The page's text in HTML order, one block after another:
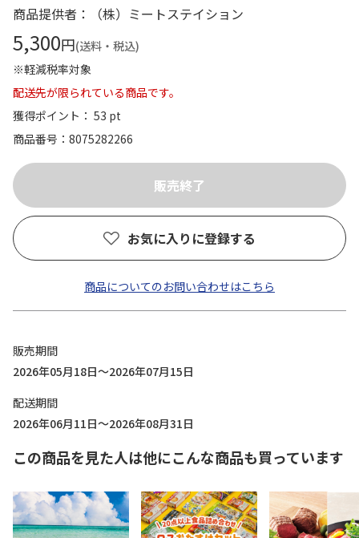
商品提供者：（株）ミートステイション
5,300円(送料・税込)
※軽減税率対象
配送先が限られている商品です。
獲得ポイント： 53 pt
商品番号
8075282266
お気に入りに登録する
商品についてのお問い合わせはこちら
販売期間
2026年05月18日～2026年07月15日
配送期間
2026年06月11日～2026年08月31日
この商品を見た人は他にこんな商品も買っています